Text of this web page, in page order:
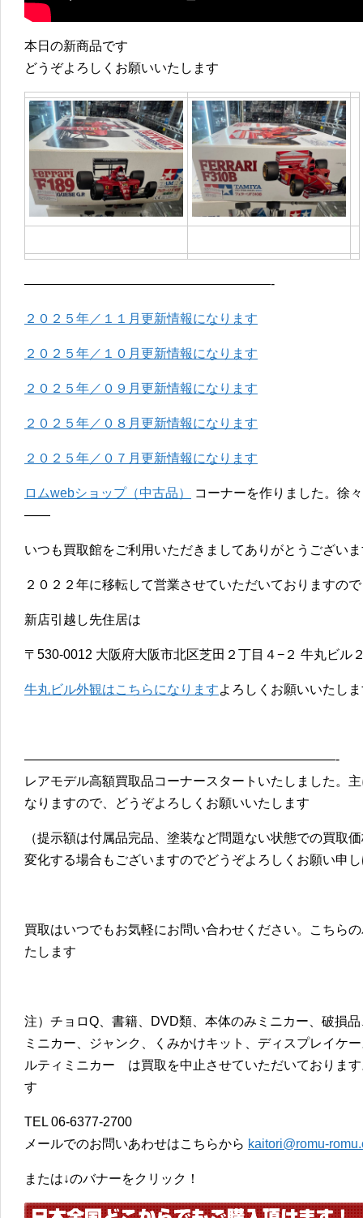
本日の新商品です
どうぞよろしくお願いいたします
———————————————————-
２０２５年／１１月更新情報になります
２０２５年／１０月更新情報になります
２０２５年／０９月更新情報になります
２０２５年／０８月更新情報になります
２０２５年／０７月更新情報になります
ロムwebショップ（中古品）
コーナーを作りました。徐
——
いつも買取館をご利用いただきましてありがとうござい
２０２２年に移転して営業させていただいておりますの
新店引越し先住居は
〒530-0012 大阪府大阪市北区芝田２丁目４−２ 牛丸ビル
牛丸ビル外観はこちらになりますよろしくお願いいたし
————————————————————————-
レアモデル高額買取品コーナースタートいたしました。
なりますので、どうぞよろしくお願いいたします
（提示額は付属品完品、塗装など問題ない状態での買取
変化する場合もございますのでどうぞよろしくお願い申
買取はいつでもお気軽にお問い合わせください。こちら
たします
注）チョロQ、書籍、DVD類、本体のみミニカー、破損
ミニカー、ジャンク、くみかけキット、ディスプレイケ
ルティミニカー は買取を中止させていただいておりま
す
TEL 06-6377-2700
メールでのお問いあわせはこちらから kaitori@romu-
または↓のバナーをクリック！